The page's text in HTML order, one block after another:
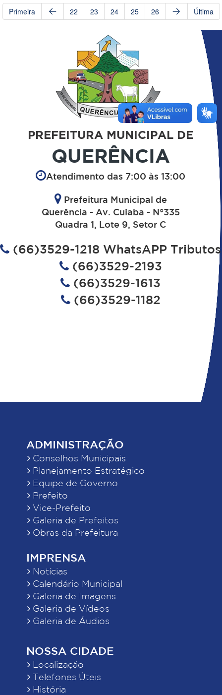
Primeira 22 23 24 25 26 Última
PREFEITURA MUNICIPAL DE
QUERÊNCIA
Atendimento das 7:00 às 13:00
Prefeitura Municipal de
Querência - Av. Cuiaba - N°335
Quadra 1, Lote 9, Setor C
(66)3529-1218 WhatsAPP Tributos
(66)3529-2193
(66)3529-1613
(66)3529-1182
ADMINISTRAÇÃO
Conselhos Municipais
Planejamento Estratégico
Equipe de Governo
Prefeito
Vice-Prefeito
Galeria de Prefeitos
Obras da Prefeitura
IMPRENSA
Notícias
Calendário Municipal
Galeria de Imagens
Galeria de Vídeos
Galeria de Áudios
NOSSA CIDADE
Localização
Telefones Úteis
História